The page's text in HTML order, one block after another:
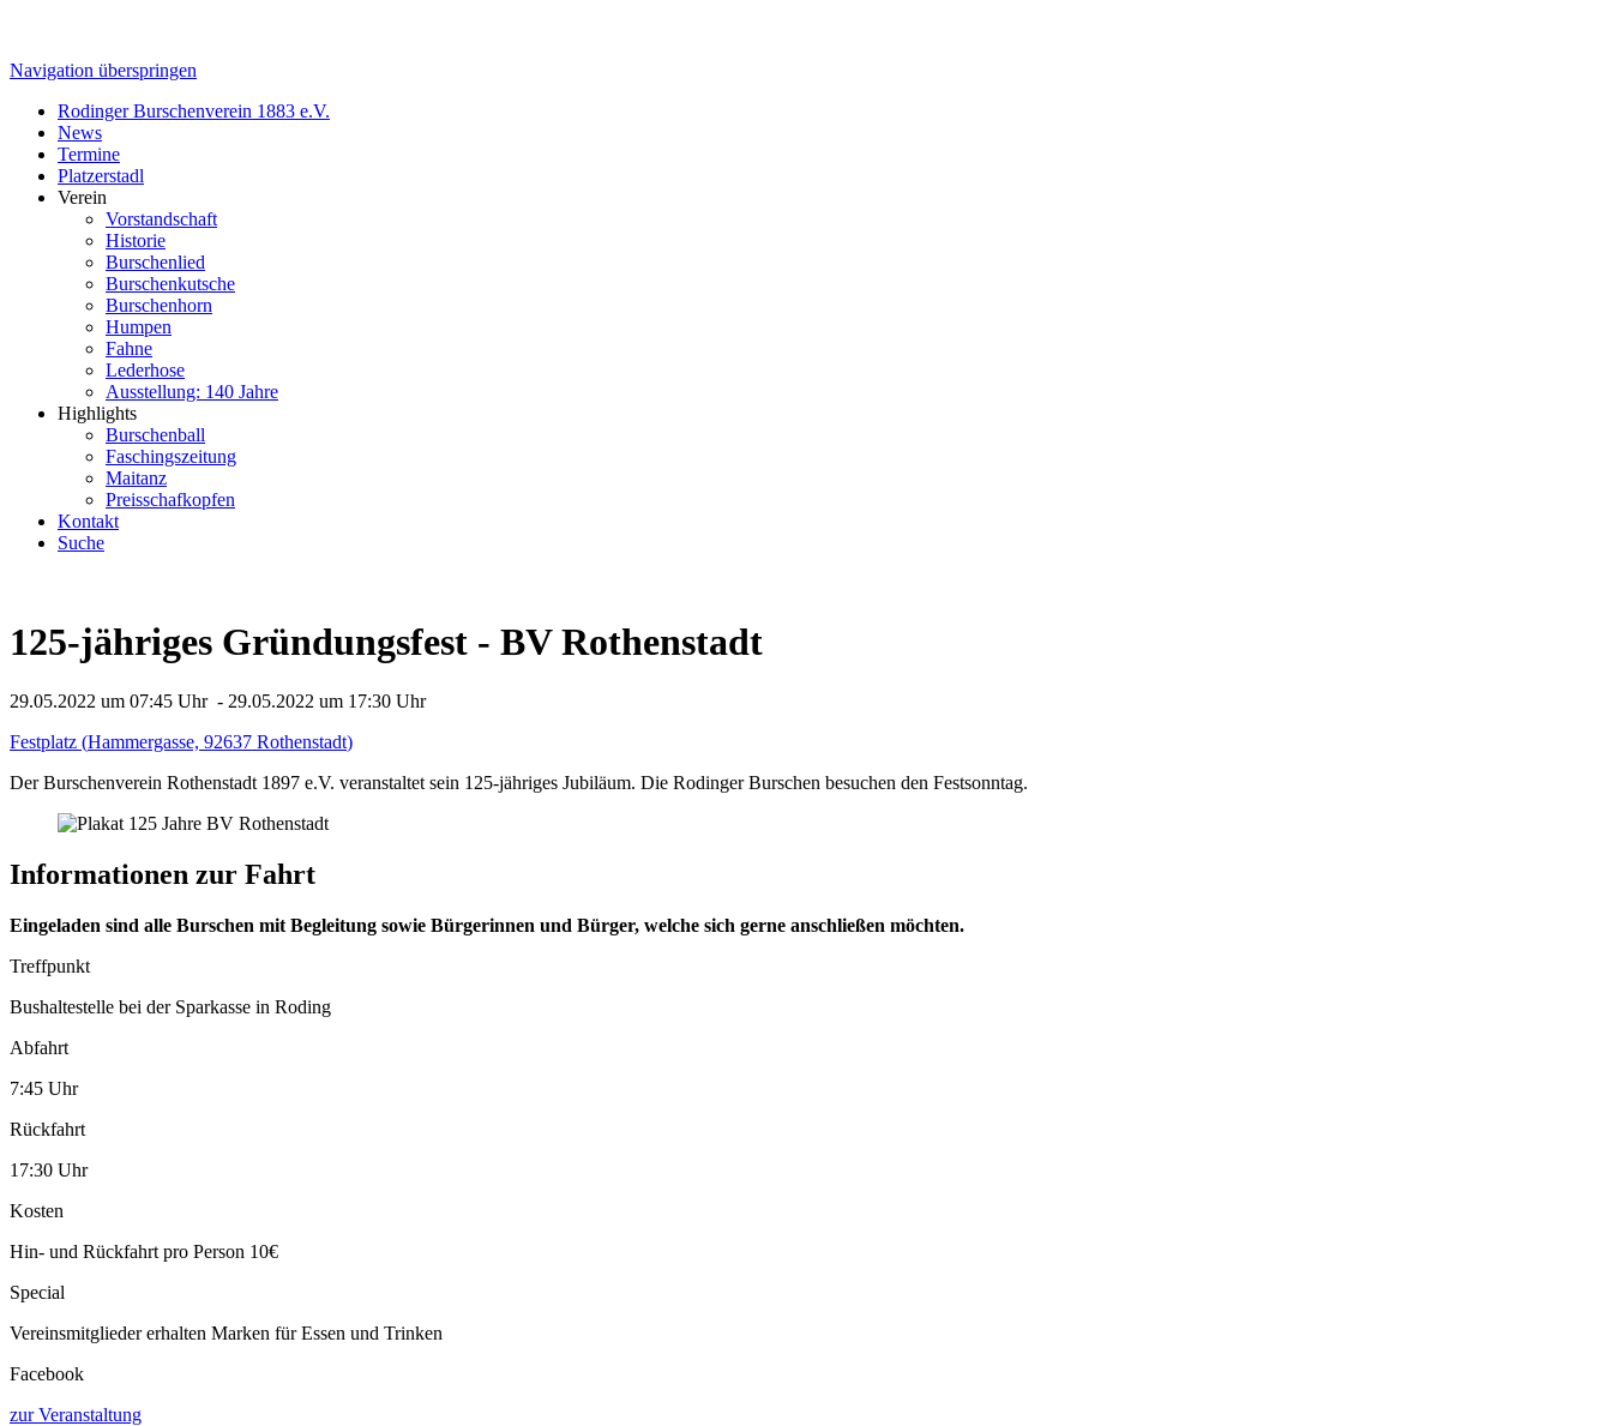
Navigation überspringen
Rodinger Burschenverein 1883 e.V.
News
Termine
Platzerstadl
Verein
Vorstandschaft
Historie
Burschenlied
Burschenkutsche
Burschenhorn
Humpen
Fahne
Lederhose
Ausstellung: 140 Jahre
Highlights
Burschenball
Faschingszeitung
Maitanz
Preisschafkopfen
Kontakt
Suche
125-jähriges Gründungsfest - BV Rothenstadt
29.05.2022 um 07:45 Uhr- 29.05.2022 um 17:30 Uhr
Festplatz (Hammergasse, 92637 Rothenstadt)
Der Burschenverein Rothenstadt 1897 e.V. veranstaltet sein 125-jähriges Jubiläum. Die Rodinger Burschen besuchen den Festsonntag.
Informationen zur Fahrt
Eingeladen sind alle Burschen mit Begleitung sowie Bürgerinnen und Bürger, welche sich gerne anschließen möchten.
Treffpunkt
Bushaltestelle bei der Sparkasse in Roding
Abfahrt
7:45 Uhr
Rückfahrt
17:30 Uhr
Kosten
Hin- und Rückfahrt pro Person 10€
Special
Vereinsmitglieder erhalten Marken für Essen und Trinken
Facebook
zur Veranstaltung